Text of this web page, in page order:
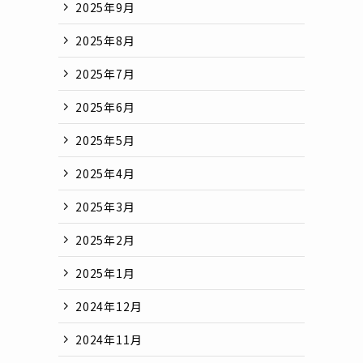
2025年9月
2025年8月
2025年7月
2025年6月
2025年5月
2025年4月
2025年3月
2025年2月
2025年1月
2024年12月
2024年11月